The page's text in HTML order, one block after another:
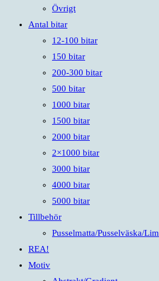
Övrigt
Antal bitar
12-100 bitar
150 bitar
200-300 bitar
500 bitar
1000 bitar
1500 bitar
2000 bitar
2×1000 bitar
3000 bitar
4000 bitar
5000 bitar
Tillbehör
Pusselmatta/Pusselväska/Lim
REA!
Motiv